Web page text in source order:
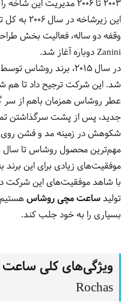
2003 تا 2006 مدیریت
این
Zanini دوباره آغاز شد.
شد. این شرکت ترجیح داد تا
عطر روشاس همزمان باهم از سر
جدید، پس از پشت سرگذاشتن
شکوهش در زمینه مد و فشن روی
موفقیت‌های زیادی برای این
با شاهد موفقیت‌های این شرکت
تولیدساعت مچی روشاس
بسیاری را به خود جلب کند.
ویژگی‌های کلی
Rochas